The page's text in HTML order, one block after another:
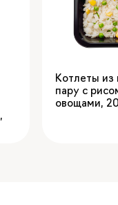
,
Котлеты из
пару с
овощами,